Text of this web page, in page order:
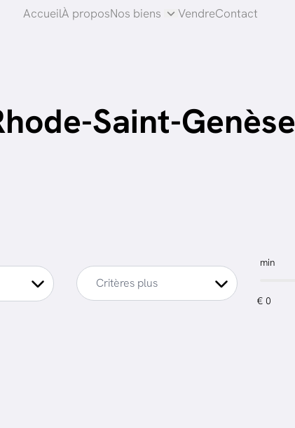
AccueilÀ proposNos biens VendreContact
Saint-Genèse
Critères plus
min